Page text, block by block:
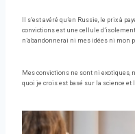
Il s’est avéré qu’en Russie, le prix à
convictions est une cellule
n’abandonnerai ni mes idées ni mon
Mes convictions ne sont ni exotiques,
quoi je crois est basé sur la science et